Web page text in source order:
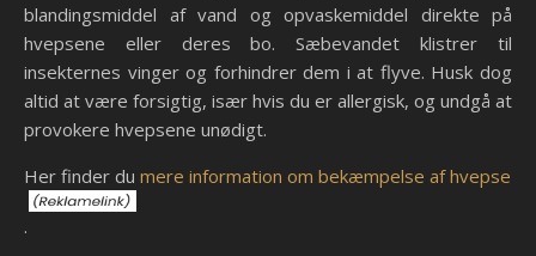
blandingsmiddel af vand og opvaskemiddel direkte på
hvepsene eller deres bo. Sæbevandet klistrer til
insekternes vinger og forhindrer dem i at flyve. Husk dog
altid at være forsigtig, især hvis du er allergisk, og undgå at
provokere hvepsene unødigt.
Her finder du mere information om bekæmpelse af hvepse
.